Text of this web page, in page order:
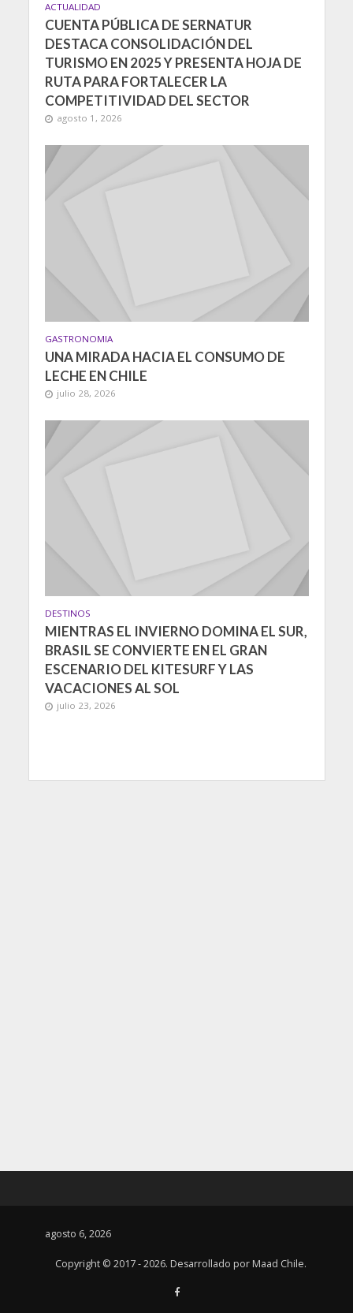
ACTUALIDAD
CUENTA PÚBLICA DE SERNATUR
DESTACA CONSOLIDACIÓN DEL
TURISMO EN 2025 Y PRESENTA HOJA DE
RUTA PARA FORTALECER LA
COMPETITIVIDAD DEL SECTOR
agosto 1, 2026
GASTRONOMIA
UNA MIRADA HACIA EL CONSUMO DE
LECHE EN CHILE
julio 28, 2026
DESTINOS
MIENTRAS EL INVIERNO DOMINA EL SUR,
BRASIL SE CONVIERTE EN EL GRAN
ESCENARIO DEL KITESURF Y LAS
VACACIONES AL SOL
julio 23, 2026
agosto 6, 2026
Copyright © 2017 - 2026. Desarrollado por Maad Chile.